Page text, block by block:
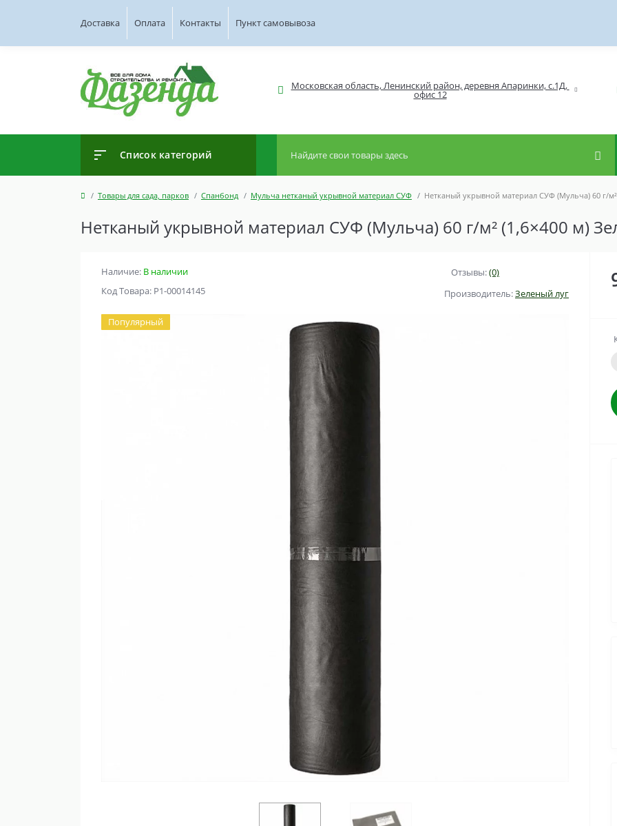
Доставка Оплата Контакты Пункт самовывоза
Московская область, Ленинский район, деревня Апаринки, с.1Д,
офис 12
Список категорий
Товары для сада, парков Спанбонд Мульча нетканый укрывной материал СУФ Нетканый укрывной материал СУФ (Мульча) 60 г/
Нетканый укрывной материал СУФ (Мульча) 60 г/м² (1,6×400 м)
Наличие: В наличии
Код Товара: Р1-00014145
Отзывы:(0)
Производитель:Зеленый луг
Популярный